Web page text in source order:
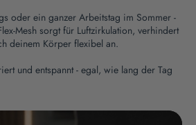
oder ein ganzer Arbeitstag im Sommer -
Mesh sorgt für Luftzirkulation, verhindert
deinem Körper flexibel an.
und entspannt - egal, wie lang der Tag